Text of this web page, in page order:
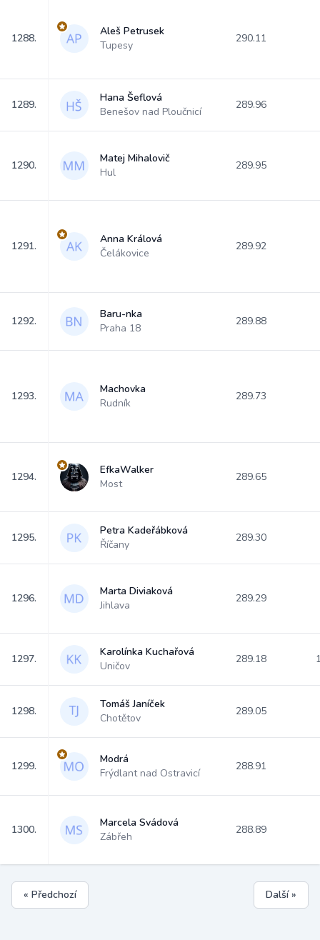
1288.
Aleš Petrusek
Tupesy
290.11
1289.
Hana Šeflová
Benešov nad Ploučnicí
289.96
1290.
Matej Mihalovič
Hul
289.95
1291.
Anna Králová
Čelákovice
289.92
1292.
Baru-nka
Praha 18
289.88
1293.
Machovka
Rudník
289.73
1294.
EfkaWalker
Most
289.65
1295.
Petra Kadeřábková
Říčany
289.30
1296.
Marta Diviaková
Jihlava
289.29
1297.
Karolínka Kuchařová
Uničov
289.18
1298.
Tomáš Janíček
Chotětov
289.05
1299.
Modrá
Frýdlant nad Ostravicí
288.91
1300.
Marcela Svádová
Zábřeh
288.89
« Předchozí Další »